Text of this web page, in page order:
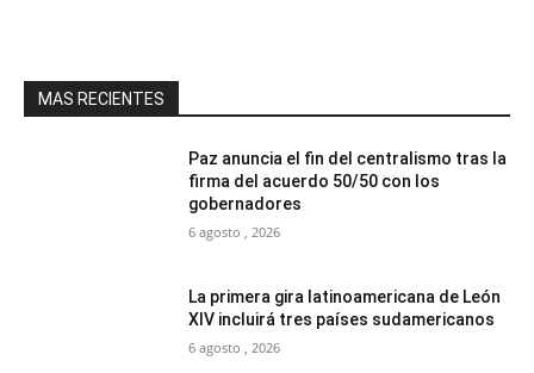
MAS RECIENTES
Paz anuncia el fin del centralismo tras la
firma del acuerdo 50/50 con los
gobernadores
6 agosto , 2026
La primera gira latinoamericana de León
XIV incluirá tres países sudamericanos
6 agosto , 2026